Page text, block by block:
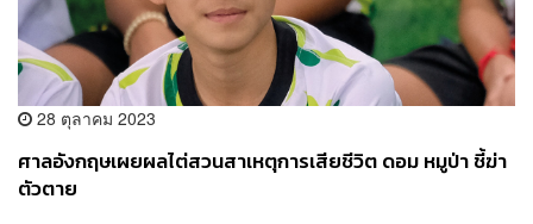
28 ตุลาคม 2023
ศาลอังกฤษเผยผลไต่สวนสาเหตุการเสียชีวิต ดอม หมูป่า ชี้ฆ่า
ตัวตาย